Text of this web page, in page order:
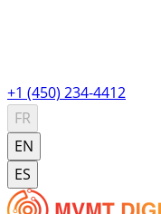
+1 (450) 234-4412
FR
EN
ES